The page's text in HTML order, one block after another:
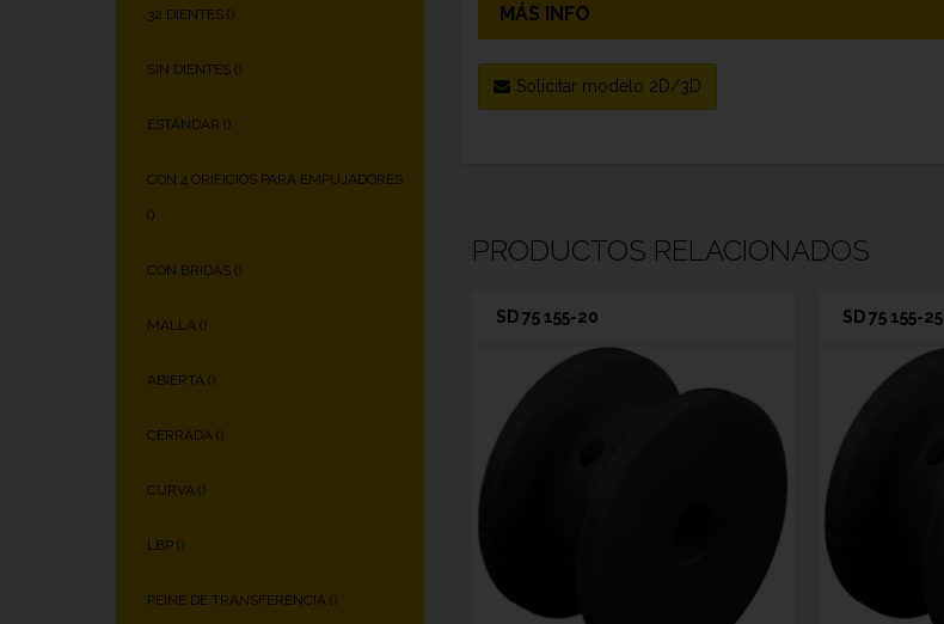
32 DIENTES ()
SIN DIENTES ()
ESTÁNDAR ()
CON 4 ORIFICIOS PARA EMPUJADORES
()
CON BRIDAS ()
MALLA ()
ABIERTA ()
CERRADA ()
CURVA ()
LBP ()
PEINE DE TRANSFERENCIA ()
MÁS INFO
Solicitar modelo 2D/3D
PRODUCTOS RELACIONADOS
SD 75 155-20 SD 75 155-25